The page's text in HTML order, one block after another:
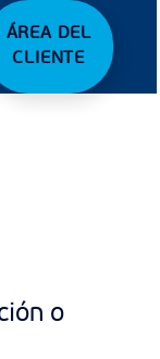
ÁREA DEL
CLIENTE
o